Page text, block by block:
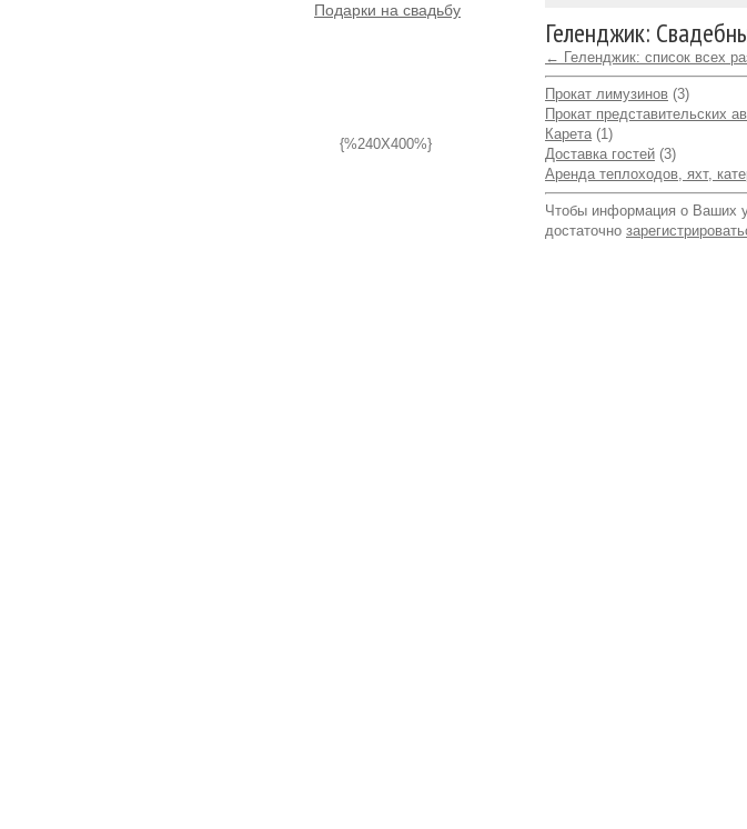
Подарки на свадьбу
{%240X400%}
Геленджик:
← Геленджик: список всех
Прокат лимузинов (3)
Прокат представительских
Карета(1)
Доставка гостей (3)
Аренда теплоходов, яхт,
Чтобы информация о Ваших
достаточно